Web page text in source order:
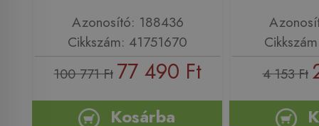
Azonosító: 188436
Cikkszám: 41751670
100 771 Ft 77 490 Ft
Kosárba
4 153 Ft